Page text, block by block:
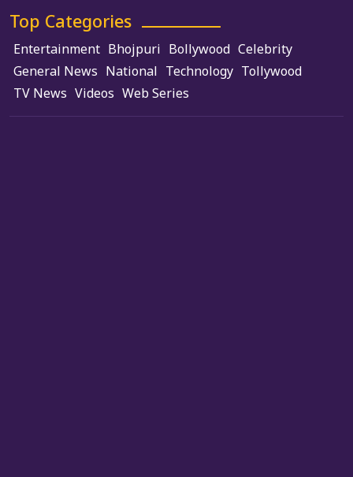
Top Categories
Entertainment Bhojpuri Bollywood Celebrity
General News National Technology Tollywood
TV News Videos Web Series